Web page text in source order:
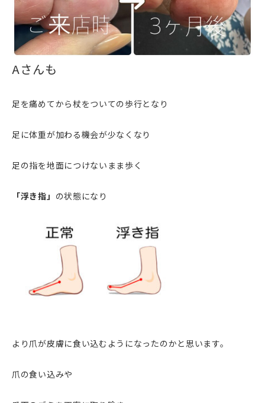
Aさんも
足を痛めてから杖をついての歩行となり
足に体重が加わる機会が少なくなり
足の指を地面につけないまま歩く
「浮き指」 の状態になり
より爪が皮膚に食い込むようになったのかと思います。
爪の食い込みや